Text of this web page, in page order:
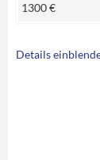
Details
1300 €